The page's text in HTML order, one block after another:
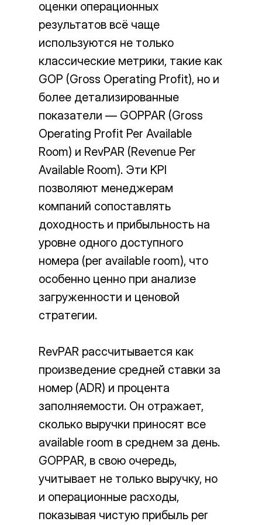
оценки операционных
результатов всё чаще
используются не только
классические метрики, такие как
GOP (Gross Operating Profit), но и
более детализированные
показатели — GOPPAR (Gross
Operating Profit Per Available
Room) и RevPAR (Revenue Per
Available Room). Эти KPI
позволяют менеджерам
компаний сопоставлять
доходность и прибыльность на
уровне одного доступного
номера (per available room), что
особенно ценно при анализе
загруженности и ценовой
стратегии.
RevPAR рассчитывается как
произведение средней ставки за
номер (ADR) и процента
заполняемости. Он отражает,
сколько выручки приносят все
available room в среднем за день.
GOPPAR, в свою очередь,
учитывает не только выручку, но
и операционные расходы,
показывая чистую прибыль per
Новости
Мероприятия
Статьи
Спикеры
Маркетинговый план
Конкурентный анализ
Настройка позиционирования
Подбор и настройка рекламных каналов
Аутсорсинг маркетинга
SMM в отеле
Анализ цифрового следа
Аудит маркетинга и продаж
Анализ клиентской базы (ABC)
Анализ АТС + схема звонков
Revenue (звонки)
Настройка CRM
Лидорубы
Реанимация КБ
Система непрерывного обучения
Индивидуальная консультация
Открытие отеля
Экономика, запуск, аудит
Классификация
Предпродажная упаковка
Оценка перед продажей